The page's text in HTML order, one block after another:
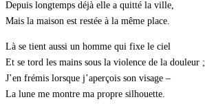
Depuis longtemps déjà elle a quitté la ville,
Mais la maison est restée à la même place.
Là se tient aussi un homme qui fixe le ciel
Et se tord les mains sous la violence de la douleur ;
J’en frémis lorsque j’aperçois son visage –
La lune me montre ma propre silhouette.